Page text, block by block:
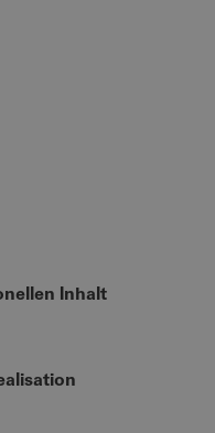
Inhalt